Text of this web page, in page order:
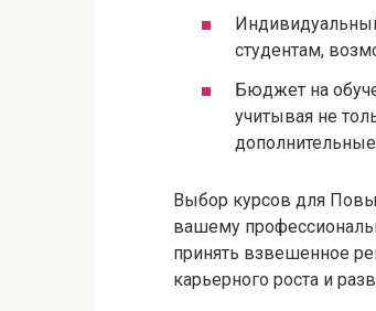
студентам,
Бюджет на
учитывая не
Выбор курсов для
вашему
принять взвешенное
карьерного роста и